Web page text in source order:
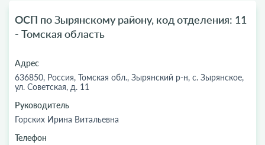
ОСП по Зырянскому району, код отделения: 11
- Томская область
Адрес
636850, Россия, Томская обл., Зырянский р-н, с. Зырянское,
ул. Советская, д. 11
Руководитель
Горских Ирина Витальевна
Телефон